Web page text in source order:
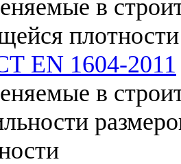
в
плотности
EN 1604-2011
в